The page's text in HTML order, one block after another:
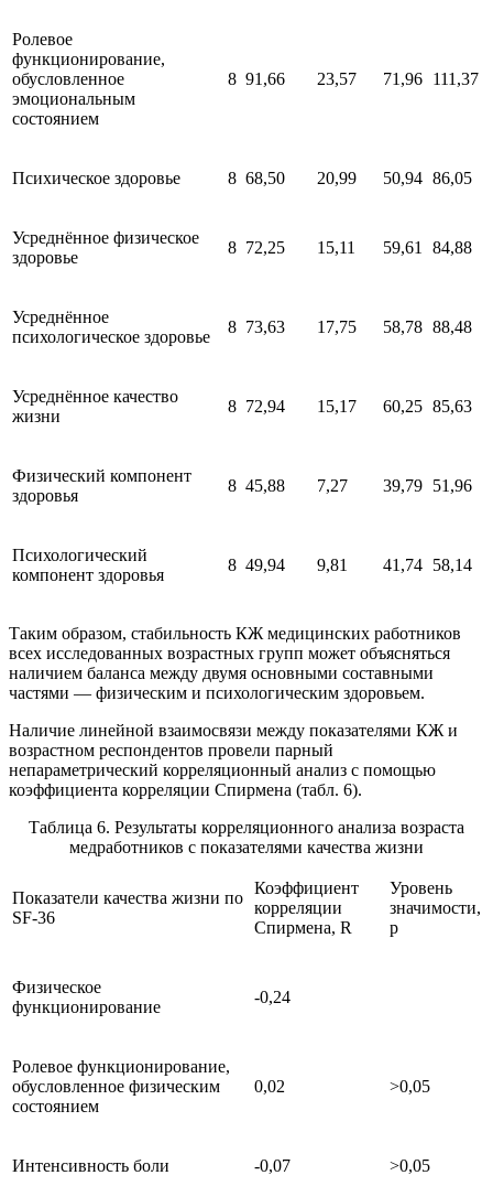
Ролевое
функционирование,
обусловленное
эмоциональным
состоянием
8 91,66 23,57 71,96 111,37
Психическое здоровье 8 68,50 20,99 50,94 86,05
Усреднённое физическое
здоровье
8 72,25 15,11 59,61 84,88
Усреднённое
психологическое здоровье
8 73,63 17,75 58,78 88,48
Усреднённое качество
жизни
8 72,94 15,17 60,25 85,63
Физический компонент
здоровья
8 45,88 7,27 39,79 51,96
Психологический
компонент здоровья
8 49,94 9,81 41,74 58,14
Таким образом, стабильность КЖ медицинских работников
всех исследованных возрастных групп может объясняться
наличием баланса между двумя основными составными
частями — физическим и психологическим здоровьем.
Наличие линейной взаимосвязи между показателями КЖ и
возрастном респондентов провели парный
непараметрический корреляционный анализ с помощью
коэффициента корреляции Спирмена (табл. 6).
Таблица 6. Результаты корреляционного анализа возраста
медработников с показателями качества жизни
Показатели качества жизни по
SF-36
Коэффициент
корреляции
Спирмена, R
Уровень
значимости,
p
Физическое
функционирование
-0,24
Ролевое функционирование,
обусловленное физическим
состоянием
0,02 >0,05
Интенсивность боли -0,07 >0,05